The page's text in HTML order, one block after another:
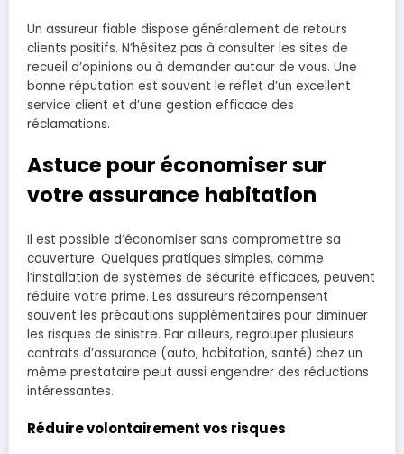
Un assureur fiable dispose généralement de retours
clients positifs. N’hésitez pas à consulter les sites de
recueil d’opinions ou à demander autour de vous. Une
bonne réputation est souvent le reflet d’un excellent
service client et d’une gestion efficace des
réclamations.
Astuce pour économiser sur
votre assurance habitation
Il est possible d’économiser sans compromettre sa
couverture. Quelques pratiques simples, comme
l’installation de systèmes de sécurité efficaces, peuvent
réduire votre prime. Les assureurs récompensent
souvent les précautions supplémentaires pour diminuer
les risques de sinistre. Par ailleurs, regrouper plusieurs
contrats d’assurance (auto, habitation, santé) chez un
même prestataire peut aussi engendrer des réductions
intéressantes.
Réduire volontairement vos risques